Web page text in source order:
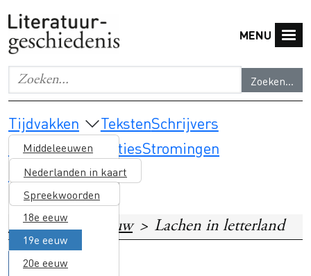
MENU
Zoeken...
Geef de woorden op waar je naar wilt zoeken.
Main navigation
Tijdvakken
Middeleeuwen
Nederlanden in kaart
16e eeuw
Spreekwoorden
17e eeuw
18e eeuw
19e eeuw
20e eeuw
TekstenSchrijvers
Thema's & selectiesStromingen
Lesmateriaal
Home 19e eeuw Lachen in letterland